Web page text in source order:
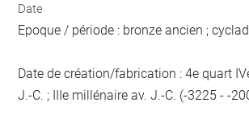
Date
Epoque / période : bronze ancien ;
Date de création/fabrication : 4e quart
J.-C. ; IIIe millénaire av. J.-C. (-3225 - -